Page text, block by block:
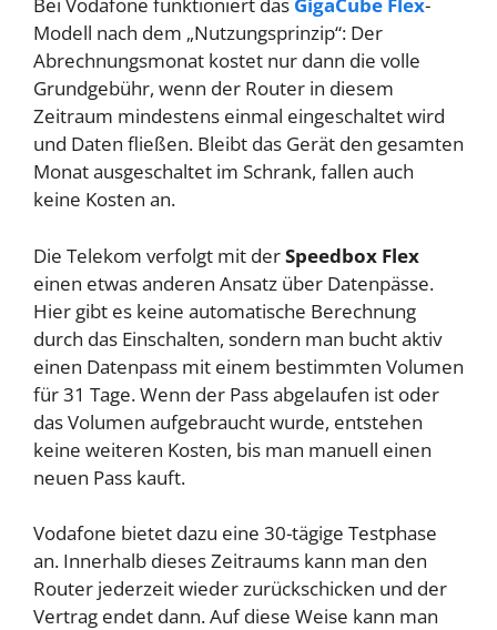
Modell nach dem „Nutzungsprinzip“: Der
Abrechnungsmonat kostet nur dann die volle
Grundgebühr, wenn der Router in diesem
Zeitraum mindestens einmal eingeschaltet wird
und Daten fließen. Bleibt das Gerät den gesamten
Monat ausgeschaltet im Schrank, fallen auch
keine Kosten an.
Die Telekom verfolgt mit derSpeedbox Flex
einen etwas anderen Ansatz über Datenpässe.
Hier gibt es keine automatische Berechnung
durch das Einschalten, sondern man bucht aktiv
einen Datenpass mit einem bestimmten Volumen
für 31 Tage. Wenn der Pass abgelaufen ist oder
das Volumen aufgebraucht wurde, entstehen
keine weiteren Kosten, bis man manuell einen
neuen Pass kauft.
Vodafone bietet dazu eine 30-tägige Testphase
an. Innerhalb dieses Zeitraums kann man den
Router jederzeit wieder zurückschicken und der
Vertrag endet dann. Auf diese Weise kann man